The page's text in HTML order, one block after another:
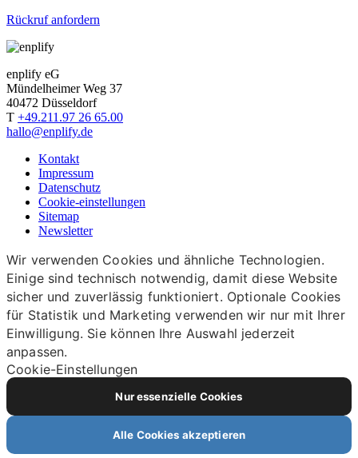
Rückruf anfordern
enplify eG
Mündelheimer Weg 37
40472 Düsseldorf
T +49.211.97 26 65.00
hallo@enplify.de
Kontakt
Impressum
Datenschutz
Cookie-einstellungen
Sitemap
Newsletter
Wir verwenden Cookies und ähnliche Technologien.
Einige sind technisch notwendig, damit diese Website
sicher und zuverlässig funktioniert. Optionale Cookies
für Statistik und Marketing verwenden wir nur mit Ihrer
Einwilligung. Sie können Ihre Auswahl jederzeit
anpassen.
Cookie-Einstellungen
Nur essenzielle Cookies
Alle Cookies akzeptieren